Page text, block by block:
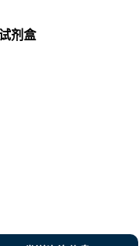
剂盒